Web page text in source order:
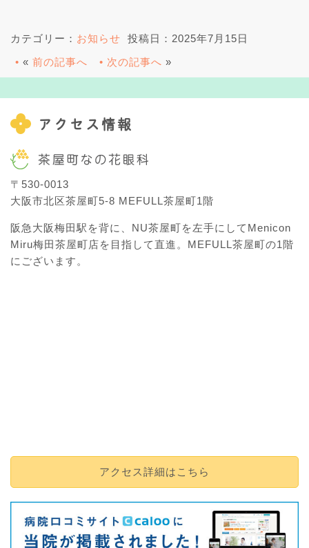
カテゴリー： お知らせ 投稿日：2025年7月15日
« 前の記事へ 次の記事へ »
アクセス情報
〒530-0013
大阪市北区茶屋町5-8 MEFULL茶屋町1階
阪急大阪梅田駅を背に、NU茶屋町を左手にしてMenicon
Miru梅田茶屋町店を目指して直進。MEFULL茶屋町の1階
にございます。
アクセス詳細はこちら